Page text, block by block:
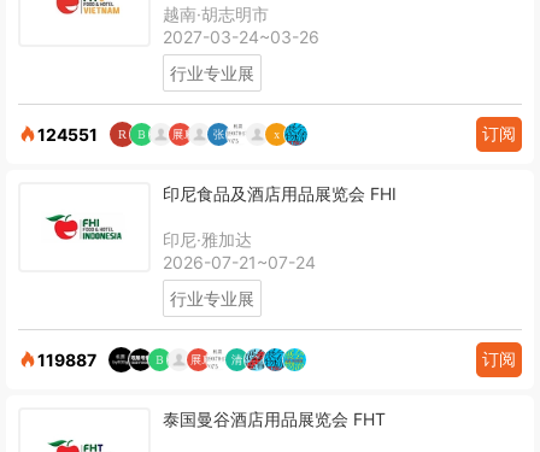
越南·胡志明市
2027-03-24~03-26
行业专业展
124551 订阅
印尼食品及酒店用品展览会 FHI
印尼·雅加达
2026-07-21~07-24
行业专业展
119887 订阅
泰国曼谷酒店用品展览会 FHT